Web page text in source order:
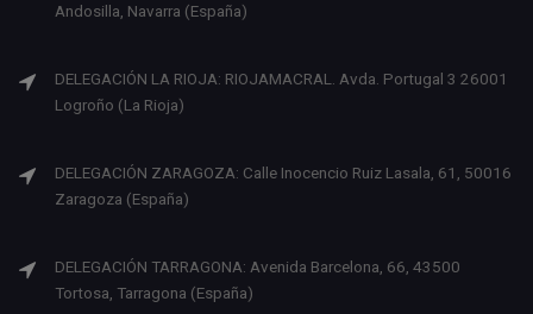
Andosilla, Navarra (España)
DELEGACIÓN LA RIOJA: RIOJAMACRAL. Avda. Portugal 3 26001
Logroño (La Rioja)
DELEGACIÓN ZARAGOZA: Calle Inocencio Ruiz Lasala, 61, 50016
Zaragoza (España)
DELEGACIÓN TARRAGONA: Avenida Barcelona, 66, 43500
Tortosa, Tarragona (España)